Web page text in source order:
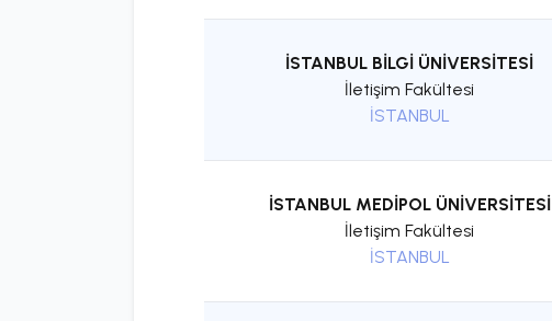
İSTANBUL BİLGİ ÜNİVERSİTESİ
İletişim Fakültesi
İSTANBUL
İSTANBUL MEDİPOL ÜNİVERSİTESİ
İletişim Fakültesi
İSTANBUL